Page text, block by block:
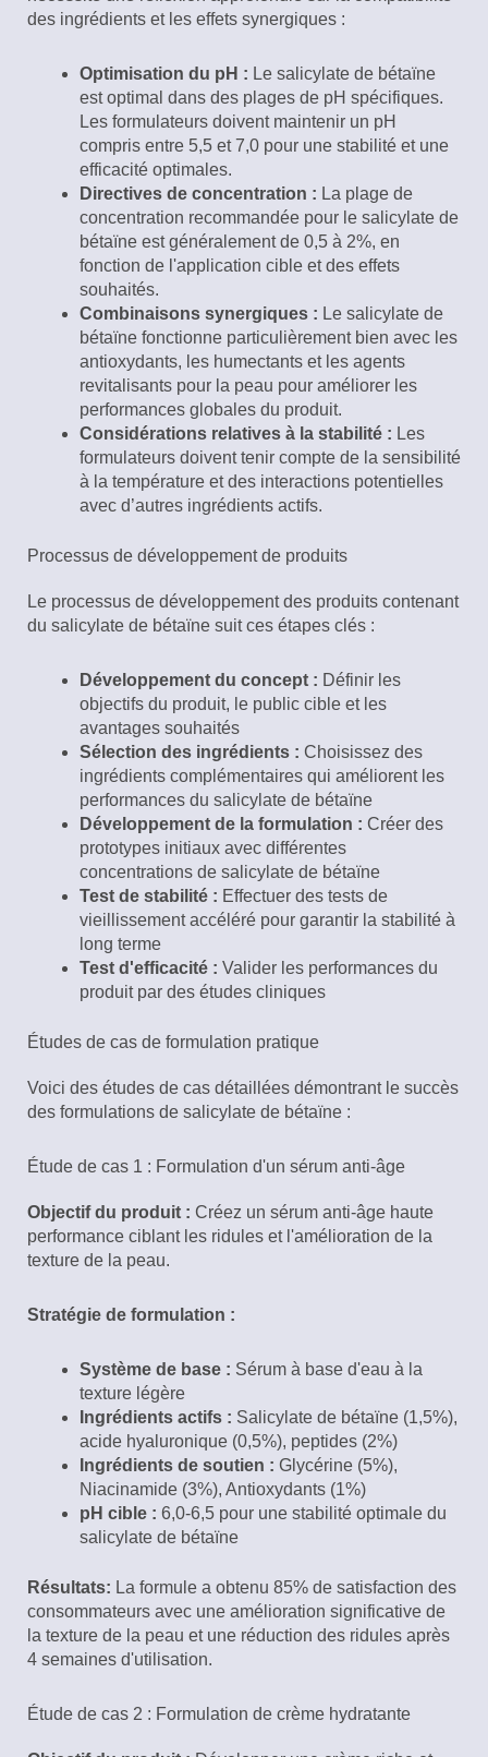
des ingrédients et les effets synergiques :
Optimisation du pH : Le salicylate de bétaïne
est optimal dans des plages de pH spécifiques.
Les formulateurs doivent maintenir un pH
compris entre 5,5 et 7,0 pour une stabilité et une
efficacité optimales.
Directives de concentration : La plage de
concentration recommandée pour le salicylate de
bétaïne est généralement de 0,5 à 2%, en
fonction de l'application cible et des effets
souhaités.
Combinaisons synergiques : Le salicylate de
bétaïne fonctionne particulièrement bien avec les
antioxydants, les humectants et les agents
revitalisants pour la peau pour améliorer les
performances globales du produit.
Considérations relatives à la stabilité : Les
formulateurs doivent tenir compte de la sensibilité
à la température et des interactions potentielles
avec d’autres ingrédients actifs.
Processus de développement de produits
Le processus de développement des produits contenant
du salicylate de bétaïne suit ces étapes clés :
Développement du concept : Définir les
objectifs du produit, le public cible et les
avantages souhaités
Sélection des ingrédients : Choisissez des
ingrédients complémentaires qui améliorent les
performances du salicylate de bétaïne
Développement de la formulation : Créer des
prototypes initiaux avec différentes
concentrations de salicylate de bétaïne
Test de stabilité : Effectuer des tests de
vieillissement accéléré pour garantir la stabilité à
long terme
Test d'efficacité : Valider les performances du
produit par des études cliniques
Études de cas de formulation pratique
Voici des études de cas détaillées démontrant le succès
des formulations de salicylate de bétaïne :
Étude de cas 1 : Formulation d'un sérum anti-âge
Objectif du produit : Créez un sérum anti-âge haute
performance ciblant les ridules et l'amélioration de la
texture de la peau.
Stratégie de formulation :
Système de base : Sérum à base d'eau à la
texture légère
Ingrédients actifs : Salicylate de bétaïne (1,5%),
acide hyaluronique (0,5%), peptides (2%)
Ingrédients de soutien : Glycérine (5%),
Niacinamide (3%), Antioxydants (1%)
pH cible : 6,0-6,5 pour une stabilité optimale du
salicylate de bétaïne
Résultats: La formule a obtenu 85% de satisfaction des
consommateurs avec une amélioration significative de
la texture de la peau et une réduction des ridules après
4 semaines d'utilisation.
Étude de cas 2 : Formulation de crème hydratante